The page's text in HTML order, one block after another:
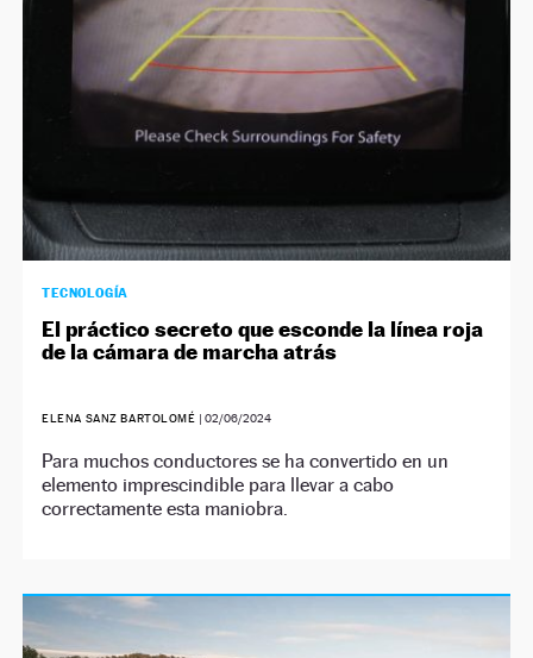
TECNOLOGÍA
El práctico secreto que esconde la línea roja
de la cámara de marcha atrás
ELENA SANZ BARTOLOMÉ |02/06/2024
Para muchos conductores se ha convertido en un
elemento imprescindible para llevar a cabo
correctamente esta maniobra.